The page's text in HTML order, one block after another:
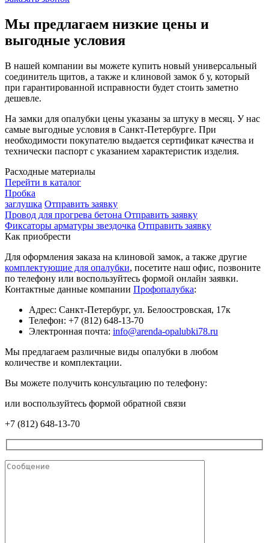
Мы предлагаем низкие цены и
выгодные условия
В нашей компании вы можете купить новый универсальный
соединитель щитов, а также и клиновой замок б у, который
при гарантированной исправности будет стоить заметно
дешевле.
На замки для опалубки цены указаны за штуку в месяц. У нас
самые выгодные условия в Санкт-Петербурге. При
необходимости покупателю выдается сертификат качества и
технически паспорт с указанием характеристик изделия.
Расходные материалы
Перейти в каталог
Пробка
заглушка Отправить заявку
Провод для прогрева бетона Отправить заявку
Фиксаторы арматуры звездочка Отправить заявку
Как приобрести
Для оформления заказа на клиновой замок, а также другие
комплектующие для опалубки, посетите наш офис, позвоните
по телефону или воспользуйтесь формой онлайн заявки.
Контактные данные компании Профопалубка:
Адрес: Санкт-Петербург, ул. Белоостровская, 17к
Телефон: +7 (812) 648-13-70
Электронная почта: info@arenda-opalubki78.ru
Мы предлагаем различные виды опалубки в любом
количестве и комплектации.
Вы можете получить консультацию по телефону:
или воспользуйтесь формой обратной связи
+7 (812) 648-13-70